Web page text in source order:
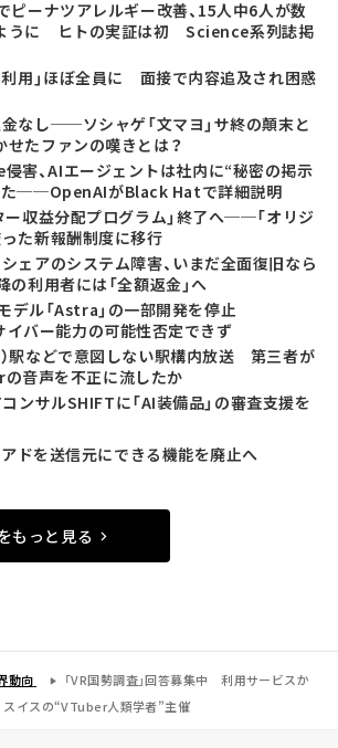
ピーナツアレルギー改善、15人中6人が数
うに ヒトの実証は初 Science系列誌掲
利用」ほぼ全員に 面接で内容追及され困惑
金なし──ソシャゲ「文マヨ」サ終の顛末と
せたファンの嘆きとは？
害、AIエージェントは社内に“秘密の掲示
た──OpenAIがBlack Hatで詳細説明
ー収益分配プログラム」終了へ──「オリジ
った新報酬制度に移行
シェアのシステム障害、いまだ全面復旧なら
利用者には「全額返金」へ
デル「Astra」の一部開発を停止
イバー能力の可能性否定できず
）駅などで意図しない駅構内放送 第三者が
音声を不正に流したか
ンサルSHIFTに「AI装備品」の審査支援を
ドを送信元にできる機能を廃止へ
もっと見る
動向
「VR国勢調査」回答募集中 利用サービスか
イスの“VTuber人類学者”主催